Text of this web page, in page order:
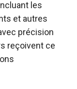
les
et autres
précision
reçoivent ce